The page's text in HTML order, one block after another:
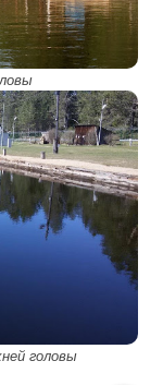
головы